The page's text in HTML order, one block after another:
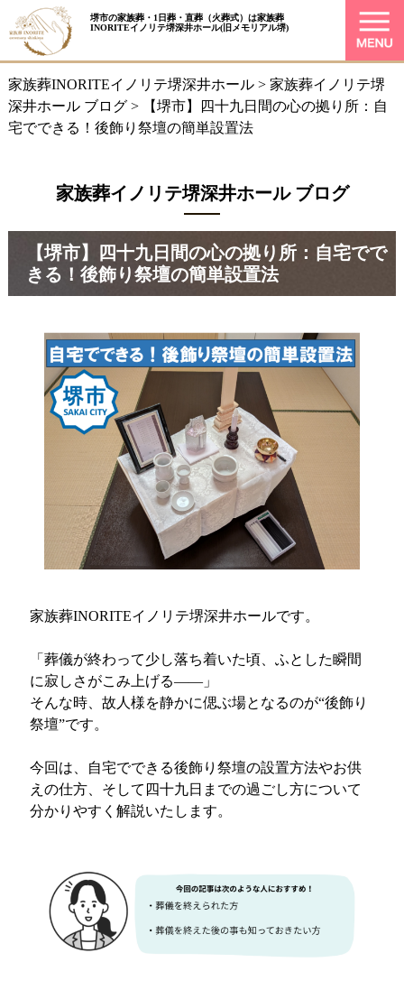
堺市の家族葬・1日葬・直葬（火葬式）は家族葬
INORITEイノリテ堺深井ホール(旧メモリアル堺)
家族葬INORITEイノリテ堺深井ホール> 家族葬イノリテ堺
深井ホール ブログ>
【堺市】四十九日間の心の拠り所：自
宅でできる！後飾り祭壇の簡単設置法
家族葬イノリテ堺深井ホール ブログ
【堺市】四十九日間の心の拠り所：自宅でで
きる！後飾り祭壇の簡単設置法
家族葬INORITEイノリテ堺深井ホールです。
「葬儀が終わって少し落ち着いた頃、ふとした瞬間
に寂しさがこみ上げる——」
そんな時、故人様を静かに偲ぶ場となるのが“後飾り
祭壇”です。
今回は、自宅でできる後飾り祭壇の設置方法やお供
えの仕方、そして四十九日までの過ごし方について
分かりやすく解説いたします。